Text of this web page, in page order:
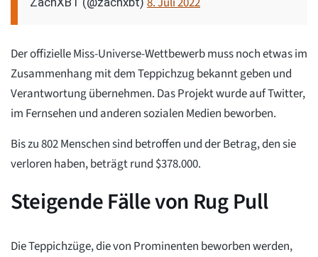
Der offizielle Miss-Universe-Wettbewerb muss noch etwas im
Zusammenhang mit dem Teppichzug bekannt geben und
Verantwortung übernehmen. Das Projekt wurde auf Twitter,
im Fernsehen und anderen sozialen Medien beworben.
Bis zu 802 Menschen sind betroffen und der Betrag, den sie
verloren haben, beträgt rund $378.000.
Steigende Fälle von Rug Pull
Die Teppichzüge, die von Prominenten beworben werden,